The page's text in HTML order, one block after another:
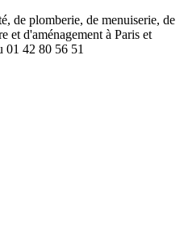
de plomberie, de menuiserie, de
et d'aménagement à Paris et
01 42 80 56 51